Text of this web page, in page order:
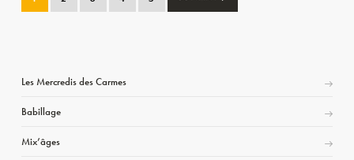
Les Mercredis des Carmes
Babillage
Mix’âges